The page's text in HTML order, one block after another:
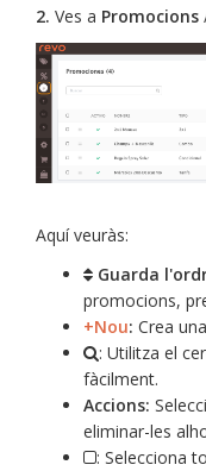
2. Ves a Promocions
Aquí veuràs:
Guarda
promocions,
+Nou: Crea
: Utilitza el
fàcilment.
Accions:
eliminar-les
: Selecciona